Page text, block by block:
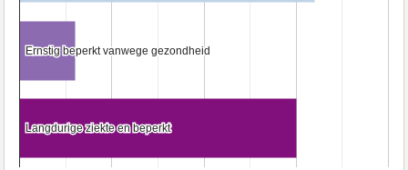
Ernstig beperkt vanwege gezondheid
Ernstig beperkt vanwege gezondheid
Langdurige ziekte en beperkt
Langdurige ziekte en beperkt